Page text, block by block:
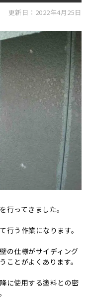
更新日：2022年4月25日
行ってきました。
行う作業になります。
の仕様がサイディング
とがよくあります。
に使用する塗料との密